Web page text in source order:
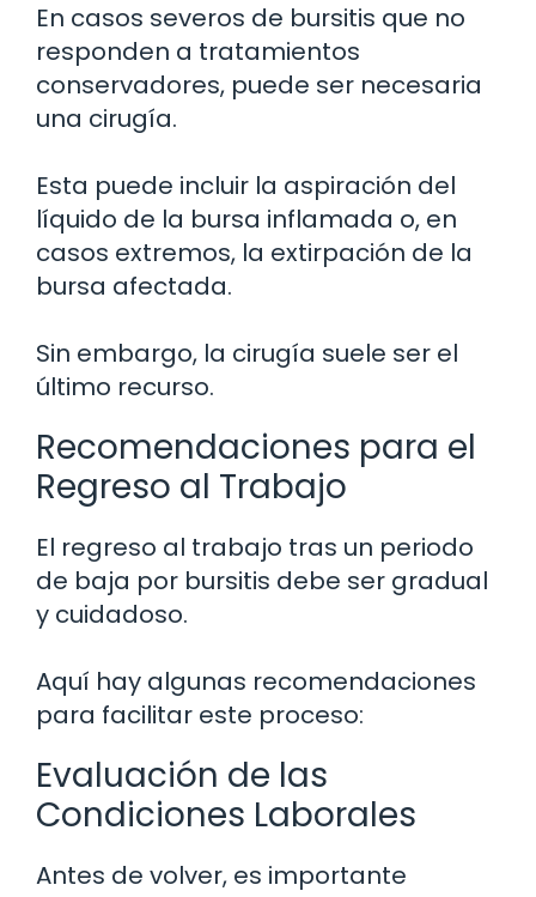
En casos severos de bursitis que no
responden a tratamientos
conservadores, puede ser necesaria
una cirugía.
Esta puede incluir la aspiración del
líquido de la bursa inflamada o, en
casos extremos, la extirpación de la
bursa afectada.
Sin embargo, la cirugía suele ser el
último recurso.
Recomendaciones para el
Regreso al Trabajo
El regreso al trabajo tras un periodo
de baja por bursitis debe ser gradual
y cuidadoso.
Aquí hay algunas recomendaciones
para facilitar este proceso:
Evaluación de las
Condiciones Laborales
Antes de volver, es importante